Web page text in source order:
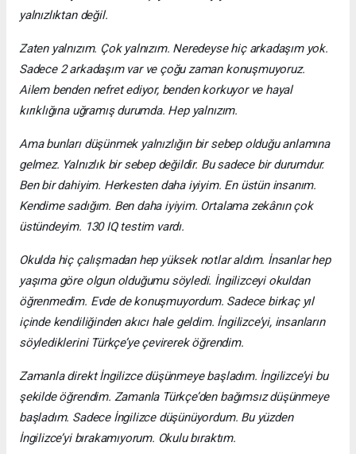
yalnızlıktan değil.
Zaten yalnızım. Çok yalnızım. Neredeyse hiç arkadaşım yok.
Sadece 2 arkadaşım var ve çoğu zaman konuşmuyoruz.
Ailem benden nefret ediyor, benden korkuyor ve hayal
kırıklığına uğramış durumda. Hep yalnızım.
Ama bunları düşünmek yalnızlığın bir sebep olduğu anlamına
gelmez. Yalnızlık bir sebep değildir. Bu sadece bir durumdur.
Ben bir dahiyim. Herkesten daha iyiyim. En üstün insanım.
Kendime sadığım. Ben daha iyiyim. Ortalama zekânın çok
üstündeyim. 130 IQ testim vardı.
Okulda hiç çalışmadan hep yüksek notlar aldım. İnsanlar hep
yaşıma göre olgun olduğumu söyledi. İngilizceyi okuldan
öğrenmedim. Evde de konuşmuyordum. Sadece birkaç yıl
içinde kendiliğinden akıcı hale geldim. İngilizce’yi, insanların
söylediklerini Türkçe’ye çevirerek öğrendim.
Zamanla direkt İngilizce düşünmeye başladım. İngilizce’yi bu
şekilde öğrendim. Zamanla Türkçe’den bağımsız düşünmeye
başladım. Sadece İngilizce düşünüyordum. Bu yüzden
İngilizce’yi bırakamıyorum. Okulu bıraktım.